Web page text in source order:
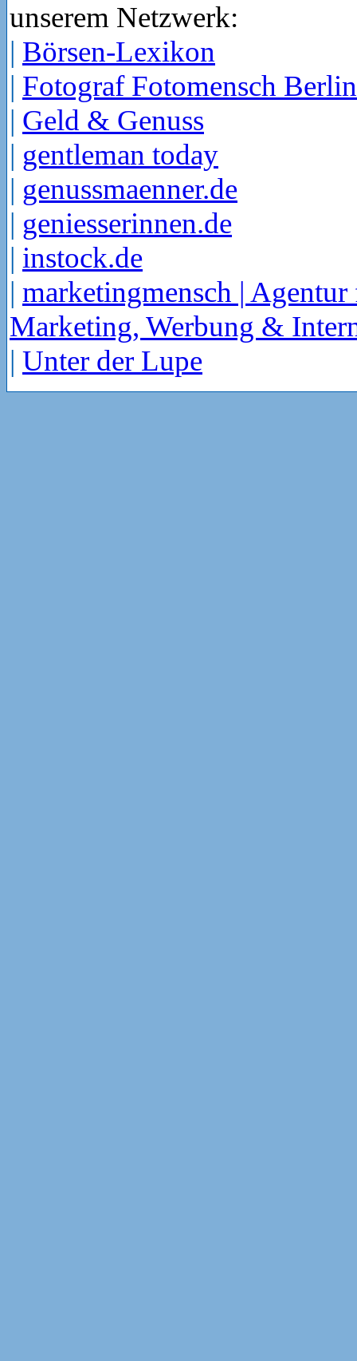
unserem Netzwerk:
| Börsen-Lexikon
| Fotograf Fotomensch Berlin
| Geld & Genuss
| gentleman today
| genussmaenner.de
| geniesserinnen.de
| instock.de
| marketingmensch | Agentur
Marketing, Werbung &
| Unter der Lupe